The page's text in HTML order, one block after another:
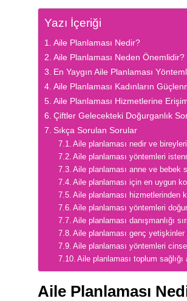
Yazı İçeriği
Aile Planlaması Nedir?
Aile Planlaması Neden Önemlidir?
En Yaygın Aile Planlaması
Aile Planlaması Kadınların
Aile Planlaması Hizmetlerine
Çiftler Gelecekteki Doğurganlık
Sıkça Sorulan Sorular
Aile planlaması nedir ve
Aile planlaması yöntemleri
Aile planlaması anne ve bebek
Aile planlaması için en uygun
Aile planlaması hizmetlerinden
Aile planlaması yöntemleri
Aile planlaması danışmanlığı
Aile planlaması genç
Aile planlaması yöntemleri
Aile planlaması toplum
Aile Planlaması